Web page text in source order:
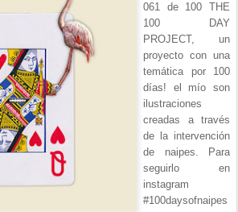
061 de 100 THE
100 DAY
PROJECT, un
proyecto con una
temática por 100
días! el mío son
ilustraciones
creadas a través
de la intervención
de naipes. Para
seguirlo en
instagram
#100daysofnaipes